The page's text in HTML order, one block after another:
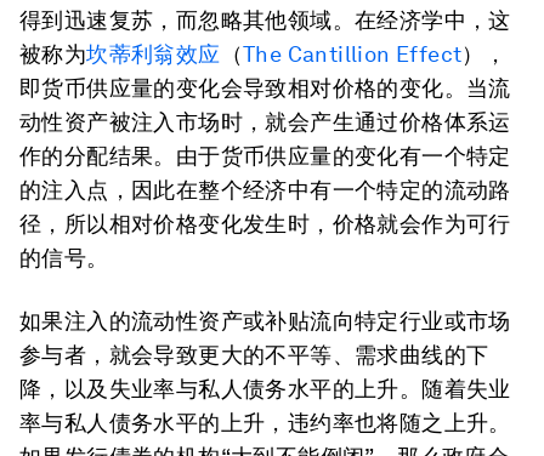
得到迅速复苏，而忽略其他领域。在经济学中，这
被称为坎蒂利翁效应 （The Cantillion Effect），
即货币供应量的变化会导致相对价格的变化。当流
动性资产被注入市场时，就会产生通过价格体系运
作的分配结果。由于货币供应量的变化有一个特定
的注入点，因此在整个经济中有一个特定的流动路
径，所以相对价格变化发生时，价格就会作为可行
的信号。
如果注入的流动性资产或补贴流向特定行业或市场
参与者，就会导致更大的不平等、需求曲线的下
降，以及失业率与私人债务水平的上升。随着失业
率与私人债务水平的上升，违约率也将随之上升。